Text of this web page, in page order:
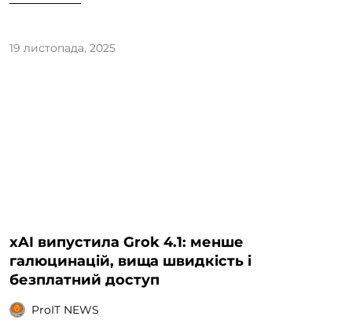
19 листопада, 2025
xAI випустила Grok 4.1: менше
галюцинацій, вища швидкість і
безплатний доступ
ProIT NEWS